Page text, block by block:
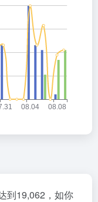
到19,062，如你